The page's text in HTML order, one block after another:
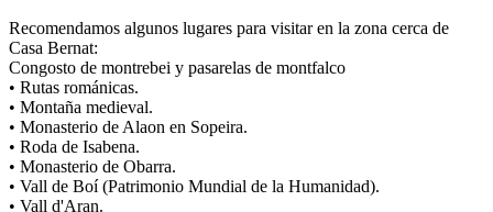
Recomendamos algunos lugares para visitar en la zona cerca de
Casa Bernat:
Congosto de montrebei y pasarelas de montfalco
• Rutas románicas.
• Montaña medieval.
• Monasterio de Alaon en Sopeira.
• Roda de Isabena.
• Monasterio de Obarra.
• Vall de Boí (Patrimonio Mundial de la Humanidad).
• Vall d'Aran.